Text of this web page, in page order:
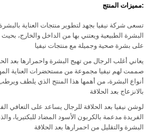
:مميزات المنتج
تسعى شركة نيفيا بجهد لتطوير منتجات العناية
البشرة الطبيعية ويعتني بها من الداخل والخارج،
على بشرة صحية وجميلة مع منتجات نيفيا
يعاني أغلب الرجال من تهيج البشرة واحمرارها بعد
صممت لهم نيفيا مجموعة من مستحضرات العناية
أنواع البشرة، من أهمها هذا المنتج الذي يلطف
بالانزعاج بعد الحلاقة
لوشن نيفيا بعد الحلاقة للرجال يساعد على التعافي
الفريدة مدعمة بالكربون الأسود المضاد للبكتيريا،
البشرة والتقليل من احمرارها بعد الحلاقة